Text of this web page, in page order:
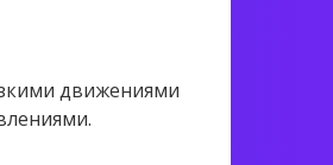
движениями